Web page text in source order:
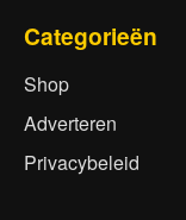
Categorieën
Shop
Adverteren
Privacybeleid